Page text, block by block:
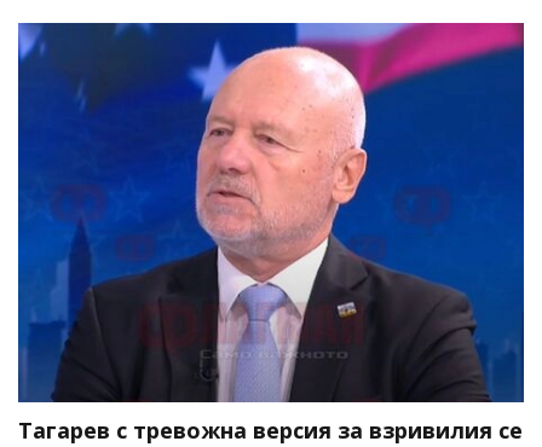
Тагарев с тревожна версия за взривилия се